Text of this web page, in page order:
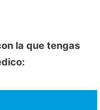
la que tengas